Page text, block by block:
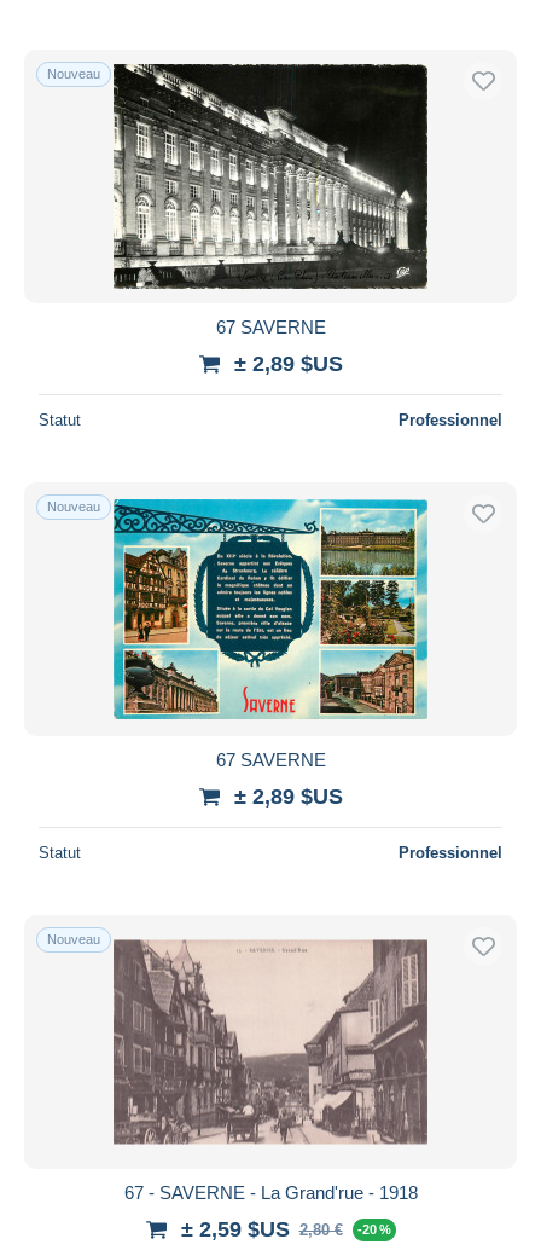
Nouveau
67 SAVERNE
± 2,89 $US
Statut Professionnel
Nouveau
67 SAVERNE
± 2,89 $US
Statut Professionnel
Nouveau
67 - SAVERNE - La Grand'rue - 1918
± 2,59 $US 2,80 € -20 %